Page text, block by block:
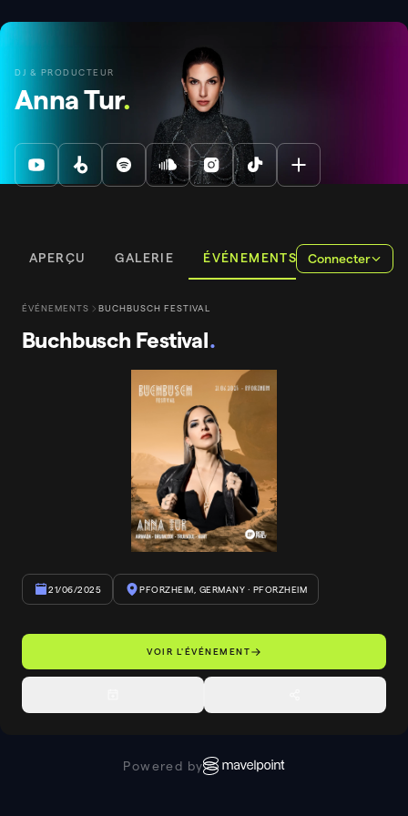
DJ & PRODUCTEUR
Anna Tur.
APERÇU GALERIE ÉVÉNEMENTS Connecter
ÉVÉNEMENTS BUCHBUSCH FESTIVAL
Buchbusch Festival.
21/06/2025 PFORZHEIM, GERMANY · PFORZHEIM
VOIR L'ÉVÉNEMENT
Powered by